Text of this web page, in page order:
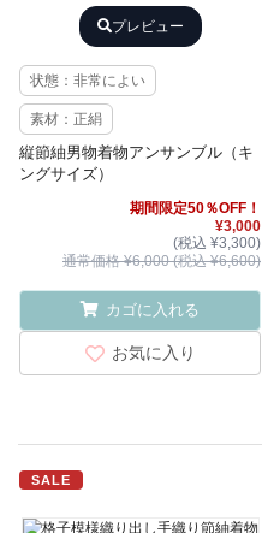
プレビュー
状態：非常によい
素材：正絹
縦節紬男物着物アンサンブル（キ
ングサイズ）
期間限定50％OFF！
¥3,000
(税込 ¥3,300)
通常価格 ¥6,000 (税込 ¥6,600)
カゴに入れる
お気に入り
SALE